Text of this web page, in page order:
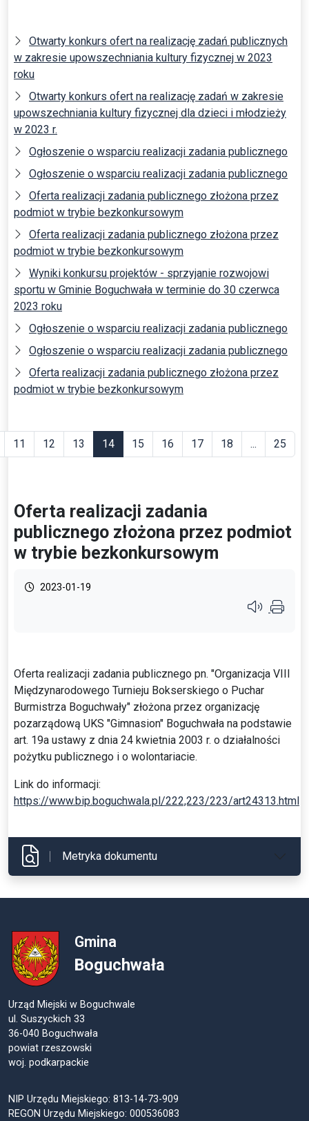
Otwarty konkurs ofert na realizację zadań publicznych
w zakresie upowszechniania kultury fizycznej w 2023
roku
Otwarty konkurs ofert na realizację zadań w zakresie
upowszechniania kultury fizycznej dla dzieci i młodzieży
w 2023 r.
Ogłoszenie o wsparciu realizacji zadania publicznego
Ogłoszenie o wsparciu realizacji zadania publicznego
Oferta realizacji zadania publicznego złożona przez
podmiot w trybie bezkonkursowym
Oferta realizacji zadania publicznego złożona przez
podmiot w trybie bezkonkursowym
Wyniki konkursu projektów - sprzyjanie rozwojowi
sportu w Gminie Boguchwała w terminie do 30 czerwca
2023 roku
Ogłoszenie o wsparciu realizacji zadania publicznego
Ogłoszenie o wsparciu realizacji zadania publicznego
Oferta realizacji zadania publicznego złożona przez
podmiot w trybie bezkonkursowym
11 12 13 14 15 16 17 18 ... 25
Oferta realizacji zadania
publicznego złożona przez podmiot
w trybie bezkonkursowym
2023-01-19
Przycisk
Oferta realizacji zadania publicznego pn. "Organizacja VIII
Międzynarodowego Turnieju Bokserskiego o Puchar
Burmistrza Boguchwały" złożona przez organizację
pozarządową UKS "Gimnasion" Boguchwała na podstawie
art. 19a ustawy z dnia 24 kwietnia 2003 r. o działalności
pożytku publicznego i o wolontariacie.
Link do informacji:
https://www.bip.boguchwala.pl/222,223/223/art24313.html
Metryka dokumentu
Gmina
Boguchwała
Urząd Miejski w Boguchwale
ul. Suszyckich 33
36-040 Boguchwała
powiat rzeszowski
woj. podkarpackie
NIP Urzędu Miejskiego: 813-14-73-909
REGON Urzędu Miejskiego: 000536083